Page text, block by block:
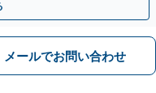
メールでお問い合わせ